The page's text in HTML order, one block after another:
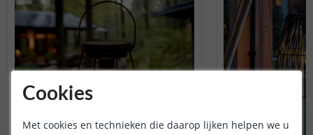
Cookies
Met cookies en technieken die daarop lijken helpen we u